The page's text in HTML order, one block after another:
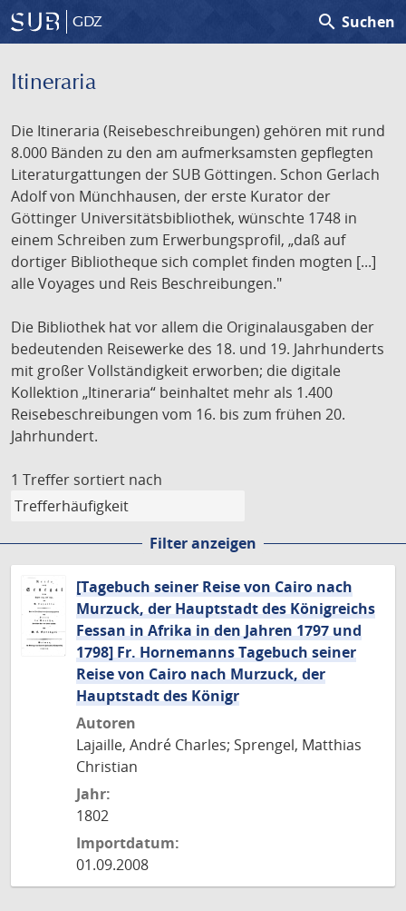
GDZ search Suchen
Itineraria
Die Itineraria (Reisebeschreibungen) gehören mit rund
8.000 Bänden zu den am aufmerksamsten gepflegten
Literaturgattungen der SUB Göttingen. Schon Gerlach
Adolf von Münchhausen, der erste Kurator der
Göttinger Universitätsbibliothek, wünschte 1748 in
einem Schreiben zum Erwerbungsprofil, „daß auf
dortiger Bibliotheque sich complet finden mogten [...]
alle Voyages und Reis Beschreibungen."
Die Bibliothek hat vor allem die Originalausgaben der
bedeutenden Reisewerke des 18. und 19. Jahrhunderts
mit großer Vollständigkeit erworben; die digitale
Kollektion „Itineraria“ beinhaltet mehr als 1.400
Reisebeschreibungen vom 16. bis zum frühen 20.
Jahrhundert.
1 Treffer sortiert nach
Filter anzeigen
[Tagebuch seiner Reise von Cairo nach
Murzuck, der Hauptstadt des Königreichs
Fessan in Afrika in den Jahren 1797 und
1798] Fr. Hornemanns Tagebuch seiner
Reise von Cairo nach Murzuck, der
Hauptstadt des Königr
Autoren
Lajaille, André Charles; Sprengel, Matthias
Christian
Jahr:
1802
Importdatum:
01.09.2008